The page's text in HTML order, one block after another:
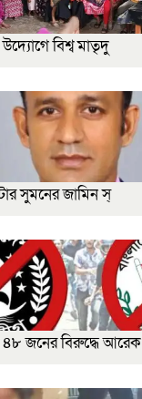
উদ্যোগে বিশ্ব মাতৃদু
সুমনের জামিন স্
৪৮ জনের বিরুদ্ধে আরেক